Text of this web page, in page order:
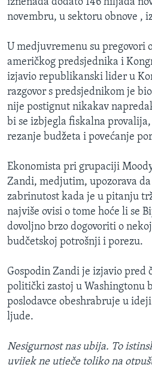
iznenada dodato 146 hiljada
novembru, u sektoru obnove ,
U medjuvremenu su pregovori
američkog predsjednika i
izjavio republikanski lider u
razgovor s predsjednikom je
nije postignut nikakav
bi se izbjegla fiskalna
rezanje budžeta i povećanje
Ekonomista pri grupaciji
Zandi, medjutim, upozorava
zabrinutost kada je u pitanju
najviše ovisi o tome hoće li se
dovoljno brzo dogovoriti o
budčetskoj potrošnji i porezu.
Gospodin Zandi je izjavio pred
politički zastoj u Washingtonu
poslodavce obeshrabruje u
ljude.
Nesigurnost nas ubija. To
uvijek ne utječe toliko na